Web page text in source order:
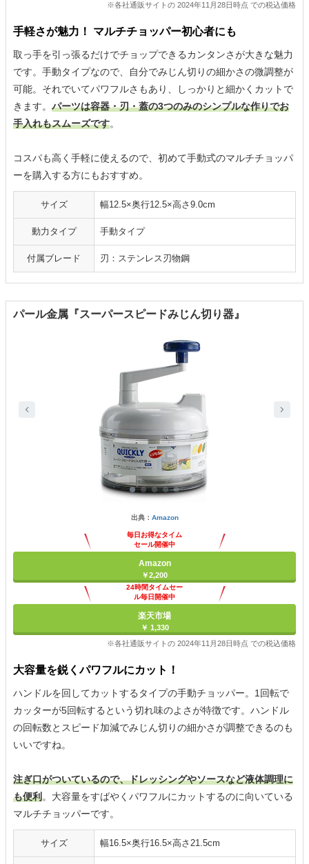
※各社通販サイトの 2024年11月28日時点 での税込価格
手軽さが魅力！ マルチチョッパー初心者にも
取っ手を引っ張るだけでチョップできるカンタンさが大きな魅力
です。手動タイプなので、自分でみじん切りの細かさの微調整が
可能。それでいてパワフルさもあり、しっかりと細かくカットで
きます。 パーツは容器・刃・蓋の3つのみのシンプルな作りでお
手入れもスムーズです。
コスパも高く手軽に使えるので、初めて手動式のマルチチョッパ
ーを購入する方にもおすすめ。
サイズ 幅12.5×奥行12.5×高さ9.0cm
動力タイプ 手動タイプ
付属ブレード 刃：ステンレス刃物鋼
パール金属『スーパースピードみじん切り器』
出典： Amazon
毎日お得なタイム
セール開催中
Amazon
￥2,200
24時間タイムセー
ル毎日開催中
楽天市場
￥ 1,330
※各社通販サイトの 2024年11月28日時点 での税込価格
大容量を鋭くパワフルにカット！
ハンドルを回してカットするタイプの手動チョッパー。1回転で
カッターが5回転するという切れ味のよさが特徴です。ハンドル
の回転数とスピード加減でみじん切りの細かさが調整できるのも
いいですね。
注ぎ口がついているので、ドレッシングやソースなど液体調理に
も便利。大容量をすばやくパワフルにカットするのに向いている
マルチチョッパーです。
サイズ 幅16.5×奥行16.5×高さ21.5cm